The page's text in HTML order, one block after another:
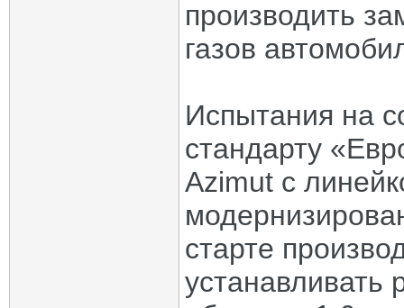
производить
газов
Испытания на
стандарту
Azimut с
старте
устанавливать